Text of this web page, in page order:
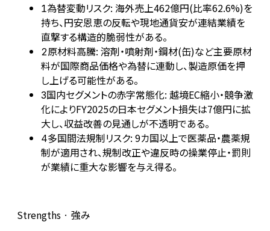
1為替変動リスク: 海外売上462億円(比率62.6%)を
持ち、円安恩恵の反転や現地通貨安が連結業績を
直撃する構造的脆弱性がある。
2原材料高騰: 溶剤・噴射剤・鋼材(缶)など主要原材
料が国際商品価格や為替に連動し、製造原価を押
し上げる可能性がある。
3国内セグメントの赤字常態化: 越境EC縮小・競争激
化によりFY2025の日本セグメント損失は7億円に拡
大し、収益改善の見通しが不透明である。
4多国間法規制リスク: 9カ国以上で医薬品・農薬規
制が適用され、規制改正や違反時の操業停止・罰則
が業績に重大な影響を与え得る。
Strengths · 強み